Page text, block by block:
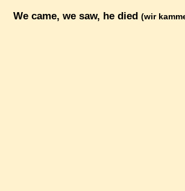
We came, we saw, he died (wir